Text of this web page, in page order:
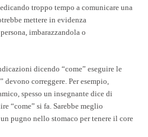
troppo tempo a comunicare una
mettere in evidenza
imbarazzandola o
dicendo “come” eseguire le
devono correggere. Per esempio,
spesso un insegnante dice di
“come” si fa. Sarebbe meglio
pugno nello stomaco per tenere il core